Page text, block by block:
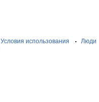
Условия использования Люди